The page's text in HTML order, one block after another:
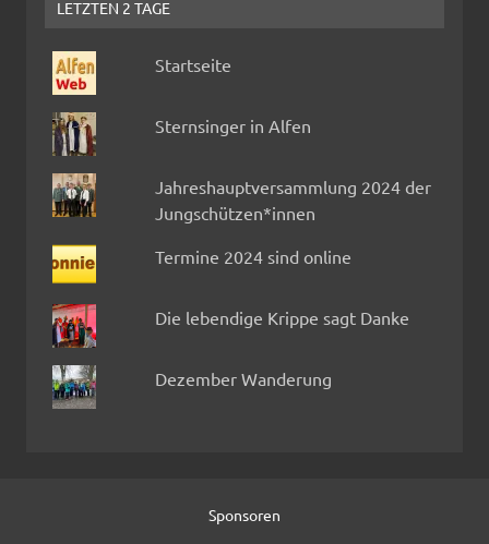
LETZTEN 2 TAGE
Startseite
Sternsinger in Alfen
Jahreshauptversammlung 2024 der
Jungschützen*innen
Termine 2024 sind online
Die lebendige Krippe sagt Danke
Dezember Wanderung
Sponsoren